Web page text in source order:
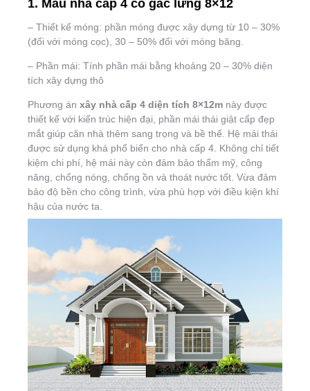
1. Mẫu nhà cấp 4 có gác lửng 8×12
– Thiết kế móng: phần móng được xây dựng từ 10 – 30%
(đối với móng cọc), 30 – 50% đối với móng băng.
– Phần mái: Tính phần mái bằng khoảng 20 – 30% diện
tích xây dựng thô
Phương án xây nhà cấp 4 diện tích 8×12m này được
thiết kế với kiến trúc hiện đại, phần mái thái giật cấp đẹp
mắt giúp căn nhà thêm sang trọng và bề thế. Hệ mái thái
được sử dụng khá phổ biến cho nhà cấp 4. Không chỉ tiết
kiệm chi phí, hệ mái này còn đảm bảo thẩm mỹ, công
năng, chống nóng, chống ồn và thoát nước tốt. Vừa đảm
bảo độ bền cho công trình, vừa phù hợp với điều kiện khí
hậu của nước ta.